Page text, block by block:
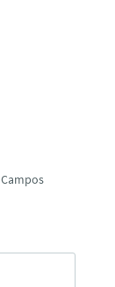
Campos